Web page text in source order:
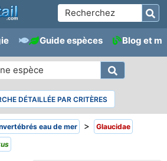
Guide espèces Blog et
DÉTAILLÉE PAR CRITÈRES
eau de mer > Glaucidae